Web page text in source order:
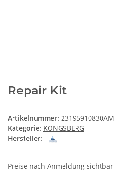
Repair Kit
Artikelnummer: 23195910830AM
Kategorie: KONGSBERG
Hersteller:
Preise nach Anmeldung sichtbar